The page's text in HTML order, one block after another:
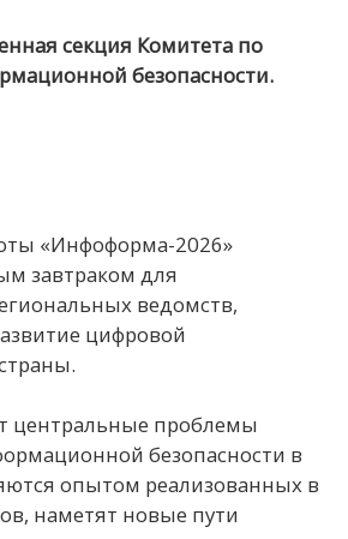
секция Комитета по
безопасности.
«Инфоформа-2026»
завтраком для
ведомств,
цифровой
центральные проблемы
безопасности в
опытом реализованных в
наметят новые пути